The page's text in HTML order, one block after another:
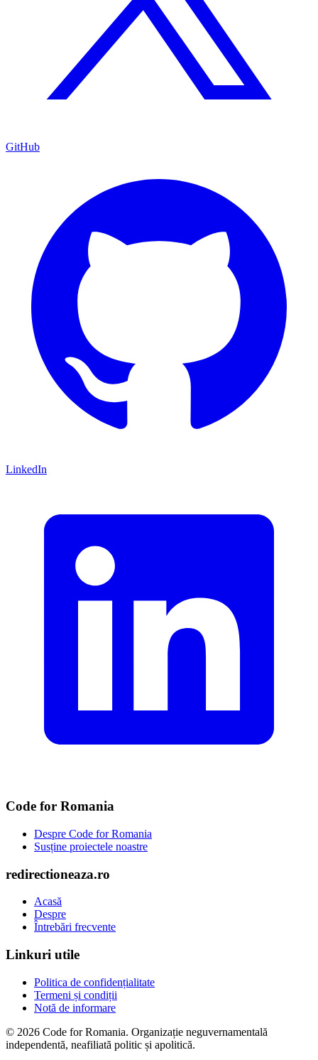
GitHub
LinkedIn
Code for Romania
Despre Code for Romania
Susține proiectele noastre
redirectioneaza.ro
Acasă
Despre
Întrebări frecvente
Linkuri utile
Politica de confidențialitate
Termeni și condiții
Notă de informare
© 2026 Code for Romania. Organizație neguvernamentală
independentă, neafiliată politic și apolitică.